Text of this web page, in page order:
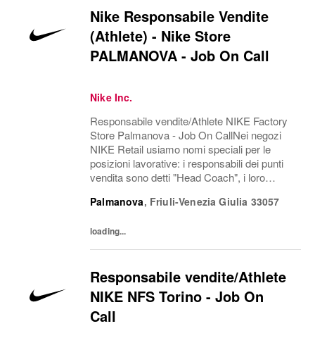
Nike Responsabile Vendite
(Athlete) - Nike Store
PALMANOVA - Job On Call
Nike Inc.
Responsabile vendite/Athlete NIKE Factory
Store Palmanova - Job On CallNei negozi
NIKE Retail usiamo nomi speciali per le
posizioni lavorative: i responsabili dei punti
vendita sono detti "Head Coach", i loro
responsabili di un reparto "Coach", i team
Palmanova, Friuli-Venezia Giulia 33057
loading...
Responsabile vendite/Athlete
NIKE NFS Torino - Job On
Call